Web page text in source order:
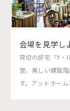
会場を見学し
貸切の邸宅「Y・
堂、美しい螺旋
す。アットホー